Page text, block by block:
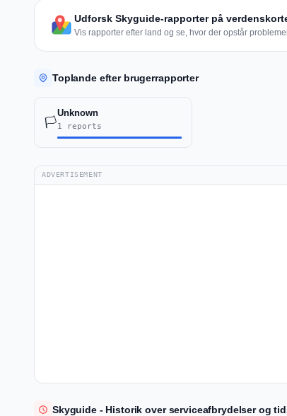
Udforsk Skyguide-rapporter på
Vis rapporter efter land og se, hvor der opstår
Toplande efter brugerrapporter
🏳️
Unknown
1 reports
ADVERTISEMENT
Skyguide - Historik over serviceafbrydelser og